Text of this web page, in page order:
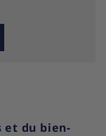
et du bien-